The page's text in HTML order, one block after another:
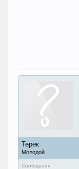
Терек
Молодой
Сообщения: